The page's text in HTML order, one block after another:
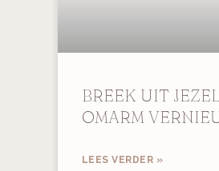
BREEK UIT
OMARM
LEES VERDER »